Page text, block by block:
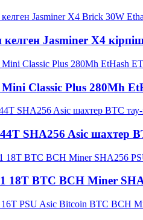
Jasminer X4
Classic Plus 280Mh
SHA256 Asic шахтер
18T BTC BCH Miner